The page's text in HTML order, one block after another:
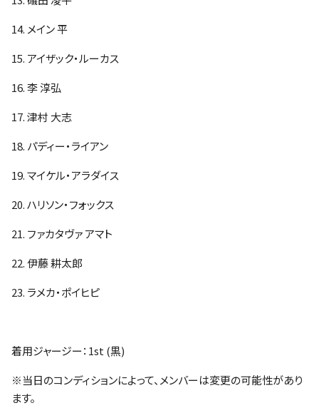
14. メイン 平
15. アイザック・ルーカス
16. 李 淳弘
17. 津村 大志
18. パディー・ライアン
19. マイケル・アラダイス
20. ハリソン・フォックス
21. ファカタヴァ アマト
22. 伊藤 耕太郎
23. ラメカ・ポイヒピ
着用ジャージー：1st (黒)
※当日のコンディションによって、メンバーは変更の可能性があり
ます。